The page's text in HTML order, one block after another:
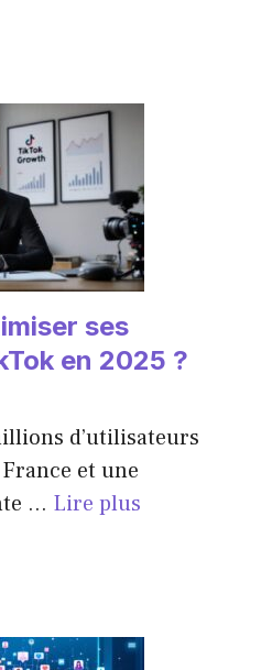
ses
en 2025 ?
d’utilisateurs
et une
... Lire plus